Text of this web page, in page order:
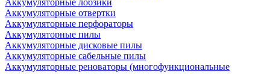
Аккумуляторные лобзики
Аккумуляторные отвертки
Аккумуляторные перфораторы
Аккумуляторные пилы
Аккумуляторные дисковые пилы
Аккумуляторные сабельные пилы
Аккумуляторные реноваторы (многофункциональные